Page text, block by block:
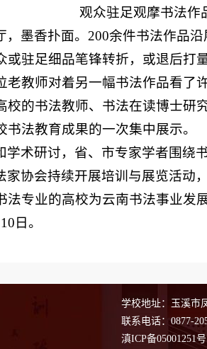
观众驻足观摩书法作
，墨香扑面。200余件书法作品
或驻足细品笔锋转折，或退后打
老教师对着另一幅书法作品看了
校的书法教师、书法在读博士研
法教育成果的一次集中展示。
学术研讨，省、市专家学者围绕
家协会持续开展培训与展览活动
法专业的高校为云南书法事业发
日。
学校地址：玉溪市
联系电话：0877-
滇ICP备05001251号